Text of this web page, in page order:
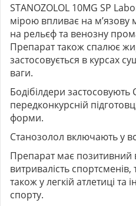
STANOZOLOL 10MG SP
мірою впливає на м’язову
на рельєф та венозну
Препарат також спалює
застосовується в курсах
ваги.
Бодібілдери застосовують
передконкурсній
форми.
Станозолол включають у
Препарат має позитивний
витривалість
також у легкій атлетиці
спорту.